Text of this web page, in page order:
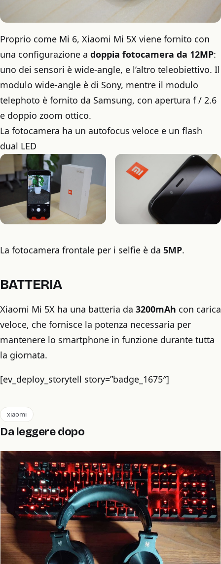
Proprio come Mi 6, Xiaomi Mi 5X viene fornito con
una configurazione a doppia fotocamera da 12MP:
uno dei sensori è wide-angle, e l’altro teleobiettivo. Il
modulo wide-angle è di Sony, mentre il modulo
telephoto è fornito da Samsung, con apertura f / 2.6
e doppio zoom ottico.
La fotocamera ha un autofocus veloce e un flash
dual LED
La fotocamera frontale per i selfie è da 5MP.
BATTERIA
Xiaomi Mi 5X ha una batteria da 3200mAh con carica
veloce, che fornisce la potenza necessaria per
mantenere lo smartphone in funzione durante tutta
la giornata.
[ev_deploy_storytell story=”badge_1675″]
xiaomi
Da leggere dopo